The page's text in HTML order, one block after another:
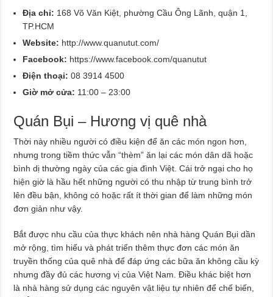
Địa chỉ: 168 Võ Văn Kiệt, phường Cầu Ông Lãnh, quận 1,
TP.HCM
Website: http://www.quanutut.com/
Facebook: https://www.facebook.com/quanutut
Điện thoại:08 3914 4500
Giờ mở cửa: 11:00 – 23:00
Quán Bụi – Hương vị quê nhà
Thời này nhiều người có điều kiện để ăn các món ngon hơn,
nhưng trong tiềm thức vẫn “thèm” ăn lại các món dân dã hoặc
bình dị thường ngày của các gia đình Việt. Cái trở ngại cho họ
hiện giờ là hầu hết những người có thu nhập từ trung bình trở
lên đều bận, không có hoặc rất ít thời gian để làm những món
đơn giản như vậy.
Bắt được nhu cầu của thực khách nên nhà hàng Quán Bụi dần
mở rộng, tìm hiểu và phát triển thêm thực đơn các món ăn
truyền thống của quê nhà để đáp ứng các bữa ăn không cầu kỳ
nhưng đầy đủ các hương vị của Việt Nam. Điều khác biệt hơn
là nhà hàng sử dụng các nguyên vật liệu tự nhiên để chế biến,